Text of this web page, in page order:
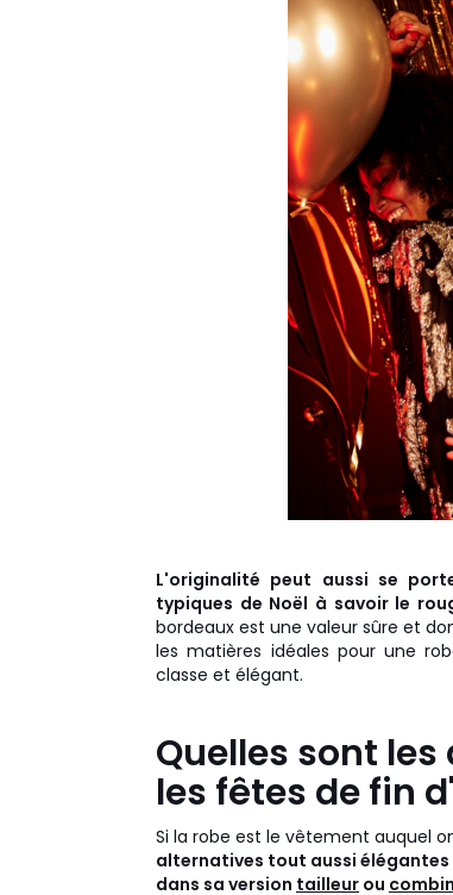
L'originalité peut aussi se
typiques de Noël à savoir le
bordeaux est une valeur sûre et
les matières idéales pour une
classe et élégant.
Quelles sont
les fêtes de fin
Si la robe est le vêtement auquel
alternatives tout aussi
dans sa version tailleur ou